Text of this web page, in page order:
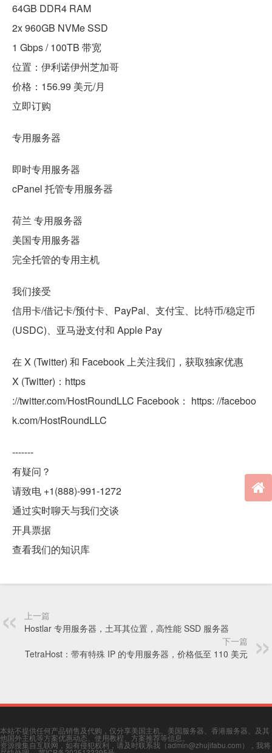
64GB DDR4 RAM
2x 960GB NVMe SSD
1 Gbps / 100TB 带宽
位置：伊利诺伊州芝加哥
价格：156.99 美元/月
立即订购
专用服务器
即时专用服务器
cPanel 托管专用服务器
荷兰 专用服务器
美国专用服务器
完全托管的专用主机
我们接受
信用卡/借记卡/预付卡、PayPal、支付宝、比特币/稳定币
(USDC)、亚马逊支付和 Apple Pay
在 X (Twitter) 和 Facebook 上关注我们，获取独家优惠
X (Twitter)：https
://twitter.com/HostRoundLLC Facebook： https: //faceboo
k.com/HostRoundLLC
-------
有疑问？
请致电 +1(888)-991-1272
通过实时聊天与我们交谈
开具票据
查看我们的知识库
上一篇
Hostlar 专用服务器，土耳其位置，高性能 SSD 服务器
下一篇
TetraHost：带有特殊 IP 的专用服务器，价格低至 110 美元
本站不提供任何产品销售及代购，仅分享美国主机、美国服务器、香港服务器、及其
他国外主机等方案优惠动态、使用教程、方案推荐等信息。
资源搜集自互联网，如有侵犯权利，请及时联系我（admin@zhujifabu.com），我将